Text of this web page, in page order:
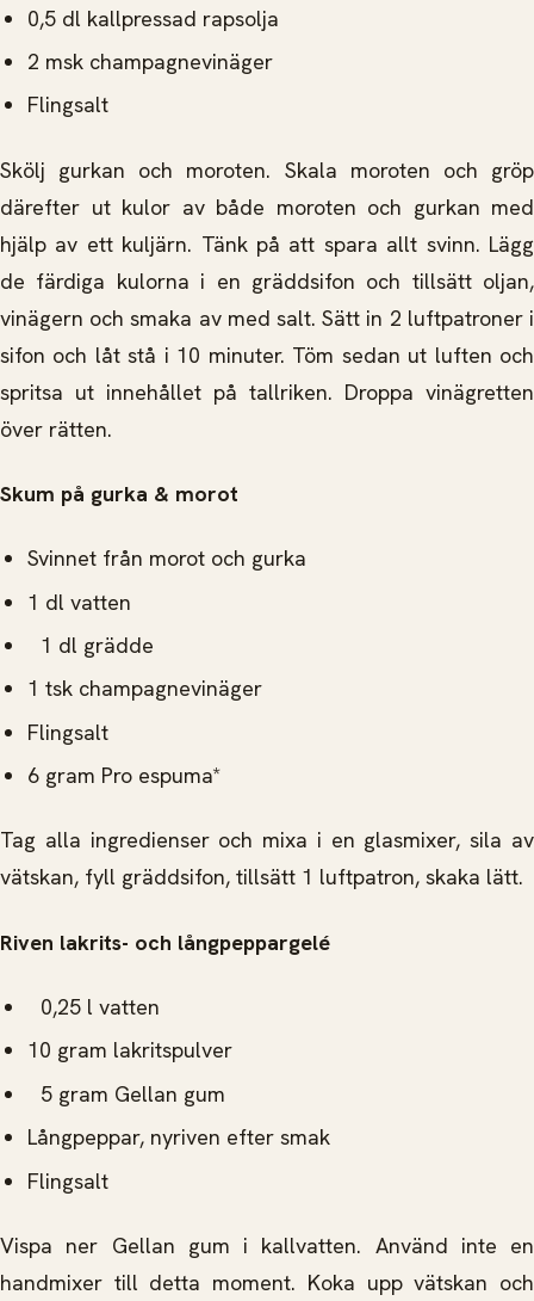
0,5 dl kallpressad rapsolja
2 msk champagnevinäger
Flingsalt
Skölj gurkan och moroten. Skala moroten och gröp
därefter ut kulor av både moroten och gurkan med
hjälp av ett kuljärn. Tänk på att spara allt svinn. Lägg
de färdiga kulorna i en gräddsifon och tillsätt oljan,
vinägern och smaka av med salt. Sätt in 2 luftpatroner i
sifon och låt stå i 10 minuter. Töm sedan ut luften och
spritsa ut innehållet på tallriken. Droppa vinägretten
över rätten.
Skum på gurka & morot
Svinnet från morot och gurka
1 dl vatten
1 dl grädde
1 tsk champagnevinäger
Flingsalt
6 gram Pro espuma*
Tag alla ingredienser och mixa i en glasmixer, sila av
vätskan, fyll gräddsifon, tillsätt 1 luftpatron, skaka lätt.
Riven lakrits- och långpeppargelé
0,25 l vatten
10 gram lakritspulver
5 gram Gellan gum
Långpeppar, nyriven efter smak
Flingsalt
Vispa ner Gellan gum i kallvatten. Använd inte en
handmixer till detta moment. Koka upp vätskan och